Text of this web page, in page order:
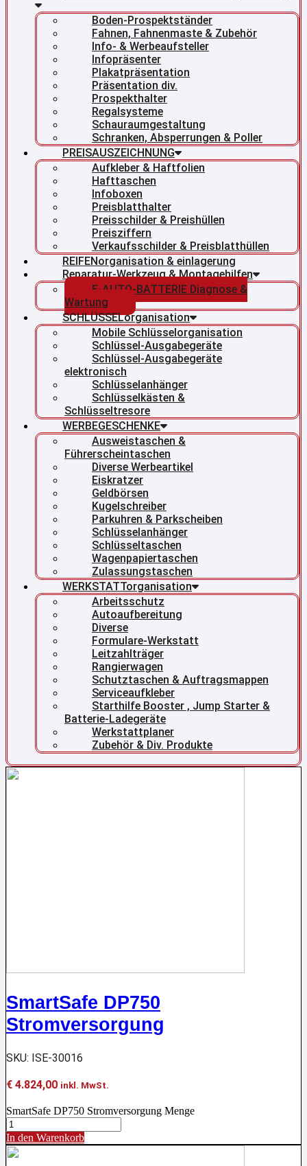
Boden-Prospektständer
Fahnen, Fahnenmaste & Zubehör
Info- & Werbeaufsteller
Infopräsenter
Plakatpräsentation
Präsentation div.
Prospekthalter
Regalsysteme
Schauraumgestaltung
Schranken, Absperrungen & Poller
PREISAUSZEICHNUNG
Aufkleber & Haftfolien
Hafttaschen
Infoboxen
Preisblatthalter
Preisschilder & Preishüllen
Preisziffern
Verkaufsschilder & Preisblatthüllen
REIFENorganisation & einlagerung
Reparatur-Werkzeug & Montagehilfen
E-AUTO-BATTERIE Diagnose &
Wartung
SCHLÜSSELorganisation
Mobile Schlüsselorganisation
Schlüssel-Ausgabegeräte
Schlüssel-Ausgabegeräte
elektronisch
Schlüsselanhänger
Schlüsselkästen &
Schlüsseltresore
WERBEGESCHENKE
Ausweistaschen &
Führerscheintaschen
Diverse Werbeartikel
Eiskratzer
Geldbörsen
Kugelschreiber
Parkuhren & Parkscheiben
Schlüsselanhänger
Schlüsseltaschen
Wagenpapiertaschen
Zulassungstaschen
WERKSTATTorganisation
Arbeitsschutz
Autoaufbereitung
Diverse
Formulare-Werkstatt
Leitzahlträger
Rangierwagen
Schutztaschen & Auftragsmappen
Serviceaufkleber
Starthilfe Booster , Jump Starter &
Batterie-Ladegeräte
Werkstattplaner
Zubehör & Div. Produkte
SmartSafe DP750
Stromversorgung
SKU: ISE-30016
€ 4.824,00 inkl. MwSt.
SmartSafe DP750 Stromversorgung Menge
In den Warenkorb